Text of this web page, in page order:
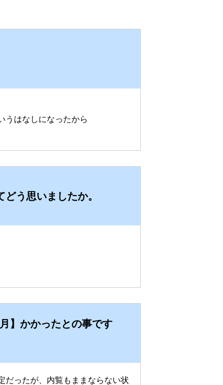
うはなしになったから
う思いましたか。
】かかったとの事です
だったが、内覧もままならない状